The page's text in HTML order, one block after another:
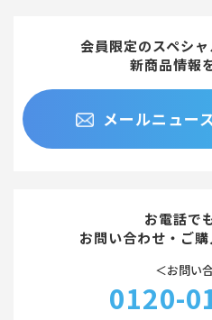
会員限定のスペシ
新商品情報
メールニュー
お電話で
お問い合わせ・ご
＜お問い
0120-